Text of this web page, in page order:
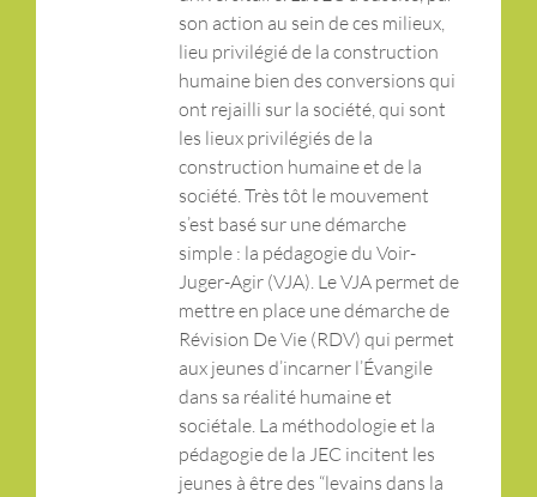
son action au sein de ces milieux,
lieu privilégié de la construction
humaine bien des conversions qui
ont rejailli sur la société, qui sont
les lieux privilégiés de la
construction humaine et de la
société. Très tôt le mouvement
s’est basé sur une démarche
simple : la pédagogie du Voir-
Juger-Agir (VJA). Le VJA permet de
mettre en place une démarche de
Révision De Vie (RDV) qui permet
aux jeunes d’incarner l’Évangile
dans sa réalité humaine et
sociétale. La méthodologie et la
pédagogie de la JEC incitent les
jeunes à être des “levains dans la